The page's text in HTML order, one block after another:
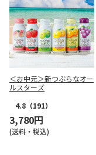
＜お中元＞新つぶらなオー
ルスターズ
4.8 （191）
3,780円
(送料・税込)